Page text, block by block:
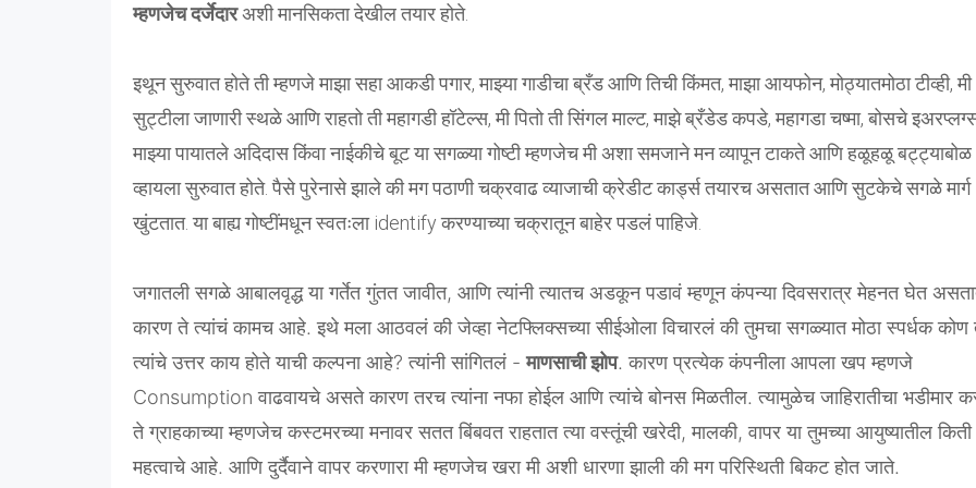
म्हणजेच दर्जेदारअशी मानसिकता देखील तयार होते.
इथून सुरुवात होते ती म्हणजे माझा सहा आकडी पगार, माझ्या गाडीचा ब्रँड आणि तिची किंमत, माझा आयफोन, मोठ्यातमोठा टीव्ही, मी
सुट्टीला जाणारी स्थळे आणि राहतो ती महागडी हॉटेल्स, मी पितो ती सिंगल माल्ट, माझे ब्रँडेड कपडे, महागडा चष्मा, बोसचे
माझ्या पायातले अदिदास किंवा नाईकीचे बूट या सगळ्या गोष्टी म्हणजेच मी अशा समजाने मन व्यापून टाकते आणि हळूहळू बट्ट्याबोळ
व्हायला सुरुवात होते. पैसे पुरेनासे झाले की मग पठाणी चक्रवाढ व्याजाची क्रेडीट कार्ड्स तयारच असतात आणि सुटकेचे सगळे मार्ग
खुंटतात. या बाह्य गोष्टींमधून स्वतःला identify करण्याच्या चक्रातून बाहेर पडलं पाहिजे.
जगातली सगळे आबालवृद्ध या गर्तेत गुंतत जावीत, आणि त्यांनी त्यातच अडकून पडावं म्हणून कंपन्या दिवसरात्र मेहनत घेत
कारण ते त्यांचं कामच आहे. इथे मला आठवलं की जेव्हा नेटफ्लिक्सच्या सीईओला विचारलं की तुमचा सगळ्यात मोठा स्पर्धक कोण
त्यांचे उत्तर काय होते याची कल्पना आहे? त्यांनी सांगितलं -माणसाची झोप. कारण प्रत्येक कंपनीला आपला खप म्हणजे
Consumption वाढवायचे असते कारण तरच त्यांना नफा होईल आणि त्यांचे बोनस मिळतील. त्यामुळेच जाहिरातीचा भडीमार
ते ग्राहकाच्या म्हणजेच कस्टमरच्या मनावर सतत बिंबवत राहतात त्या वस्तूंची खरेदी, मालकी, वापर या तुमच्या आयुष्यातील किती
महत्वाचे आहे. आणि दुर्दैवाने वापर करणारा मी म्हणजेच खरा मी अशी धारणा झाली की मग परिस्थिती बिकट होत जाते.